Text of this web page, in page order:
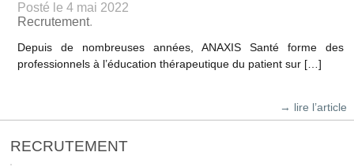
Posté le 4 mai 2022
Recrutement.
Depuis de nombreuses années, ANAXIS Santé forme des
professionnels à l’éducation thérapeutique du patient sur […]
→ lire l’article
RECRUTEMENT